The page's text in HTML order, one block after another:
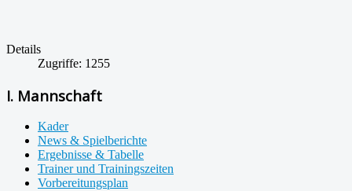
Details
Zugriffe: 1255
I. Mannschaft
Kader
News & Spielberichte
Ergebnisse & Tabelle
Trainer und Trainingszeiten
Vorbereitungsplan